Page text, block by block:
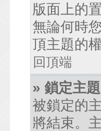
版面上的
無論何時
頂主題的
回頂端
» 鎖定主
被鎖定的
將結束。